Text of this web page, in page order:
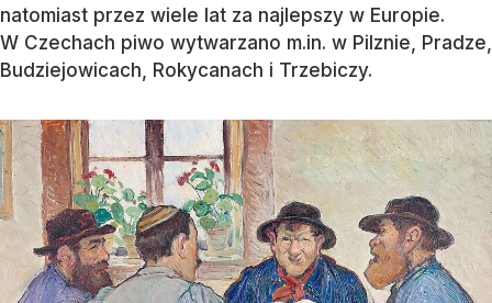
natomiast przez wiele lat za najlepszy w Europie.
W Czechach piwo wytwarzano m.in. w Pilznie, Pradze,
Budziejowicach, Rokycanach i Trzebiczy.